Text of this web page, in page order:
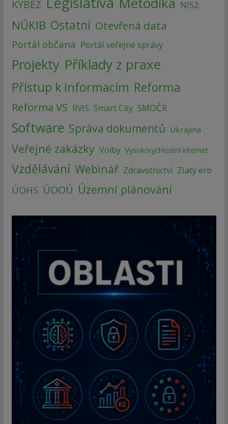
KYBEZ NIS2
NÚKIB Ostatní Otevřená data
Portál občana Portál veřejné správy
Projekty Příklady z praxe
Přístup k informacím Reforma
Reforma VS RVIS Smart City SMOČR
Software Správa dokumentů Ukrajina
Veřejné zakázky Volby Vysokorychlostní internet
Vzdělávání Webinář Zdravotnictví Zlatý erb
ÚOHS ÚOOÚ Územní plánování